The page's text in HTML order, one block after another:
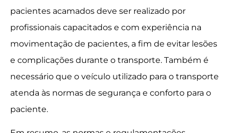
pacientes acamados deve ser realizado por
profissionais capacitados e com experiência na
movimentação de pacientes, a fim de evitar lesões
e complicações durante o transporte. Também é
necessário que o veículo utilizado para o transporte
atenda às normas de segurança e conforto para o
paciente.